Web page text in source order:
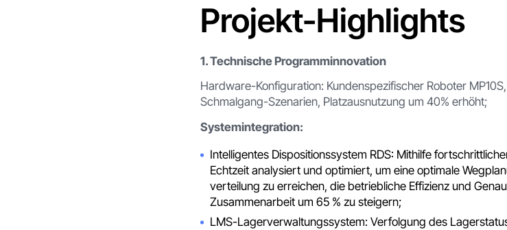
Projekt-Highlights
1. Technische Programminnovation
Hardware-Konfiguration: Kundenspezifischer Roboter
Schmalgang-Szenarien, Platzausnutzung um 40% erhöht;
Systemintegration:
Intelligentes Dispositionssystem RDS: Mithilfe
Echtzeit analysiert und optimiert, um eine optimale
verteilung zu erreichen, die betriebliche Effizienz und
Zusammenarbeit um 65 % zu steigern;
LMS-Lagerverwaltungssystem: Verfolgung des